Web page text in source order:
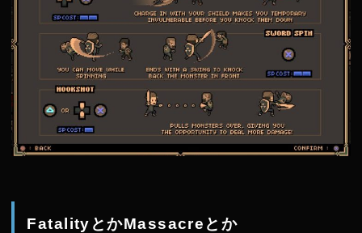
FatalityとかMassacreとか